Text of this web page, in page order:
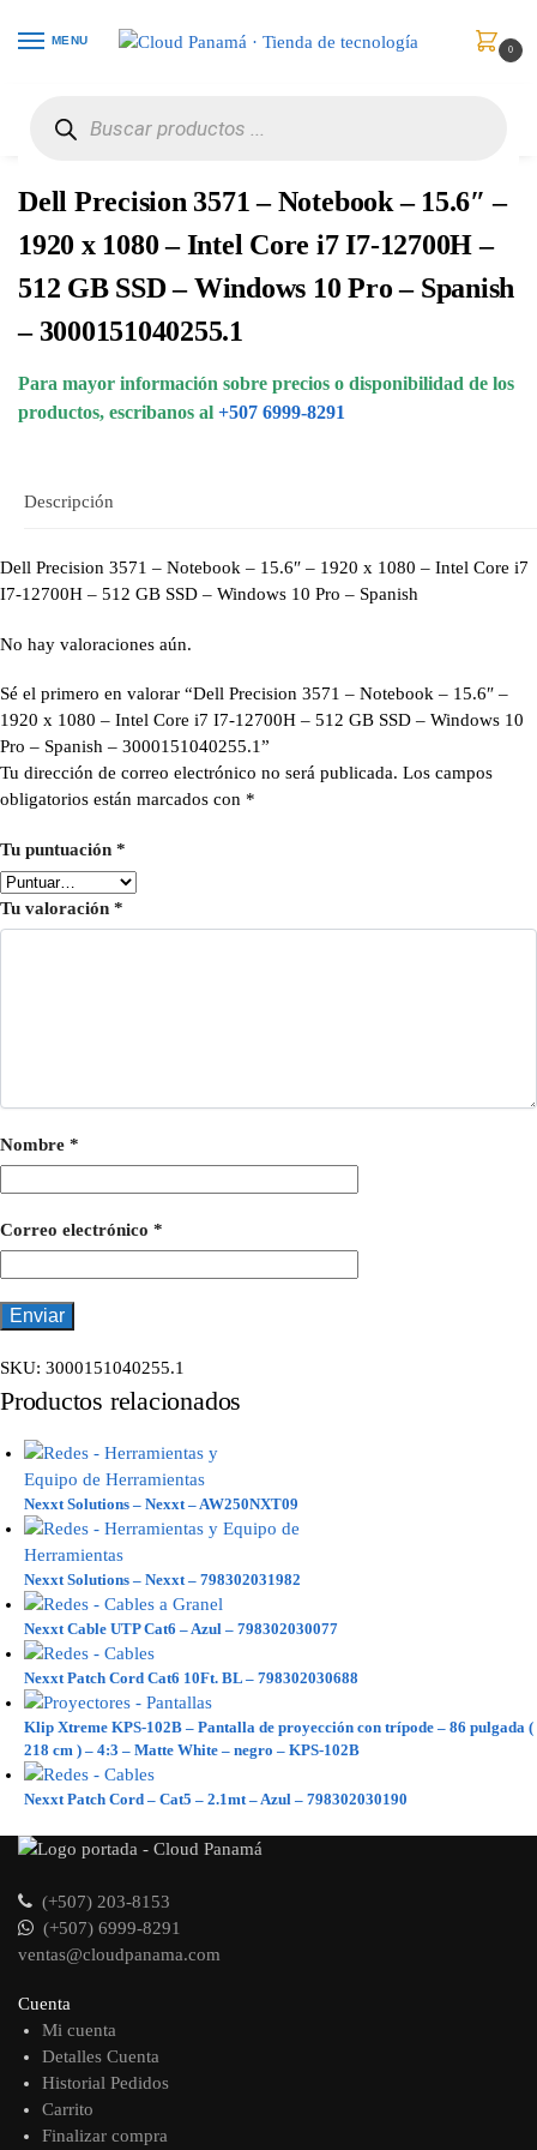
MENU
0
Dell Precision 3571 – Notebook – 15.6″ –
1920 x 1080 – Intel Core i7 I7-12700H –
512 GB SSD – Windows 10 Pro – Spanish
– 3000151040255.1
Para mayor información sobre precios o disponibilidad de los
productos, escribanos al +507 6999-8291
Descripción
Dell Precision 3571 – Notebook – 15.6″ – 1920 x 1080 – Intel Core i7
I7-12700H – 512 GB SSD – Windows 10 Pro – Spanish
No hay valoraciones aún.
Sé el primero en valorar “Dell Precision 3571 – Notebook – 15.6″ –
1920 x 1080 – Intel Core i7 I7-12700H – 512 GB SSD – Windows 10
Pro – Spanish – 3000151040255.1”
Tu dirección de correo electrónico no será publicada. Los campos
obligatorios están marcados con *
Tu puntuación *
Tu valoración *
Nombre *
Correo electrónico *
SKU: 3000151040255.1
Productos relacionados
Nexxt Solutions – Nexxt – AW250NXT09
Nexxt Solutions – Nexxt – 798302031982
Nexxt Cable UTP Cat6 – Azul – 798302030077
Nexxt Patch Cord Cat6 10Ft. BL – 798302030688
Klip Xtreme KPS-102B – Pantalla de proyección con trípode – 86 pulgada (
218 cm ) – 4:3 – Matte White – negro – KPS-102B
Nexxt Patch Cord – Cat5 – 2.1mt – Azul – 798302030190
(+507) 203-8153
(+507) 6999-8291
ventas@cloudpanama.com
Cuenta
Mi cuenta
Detalles Cuenta
Historial Pedidos
Carrito
Finalizar compra